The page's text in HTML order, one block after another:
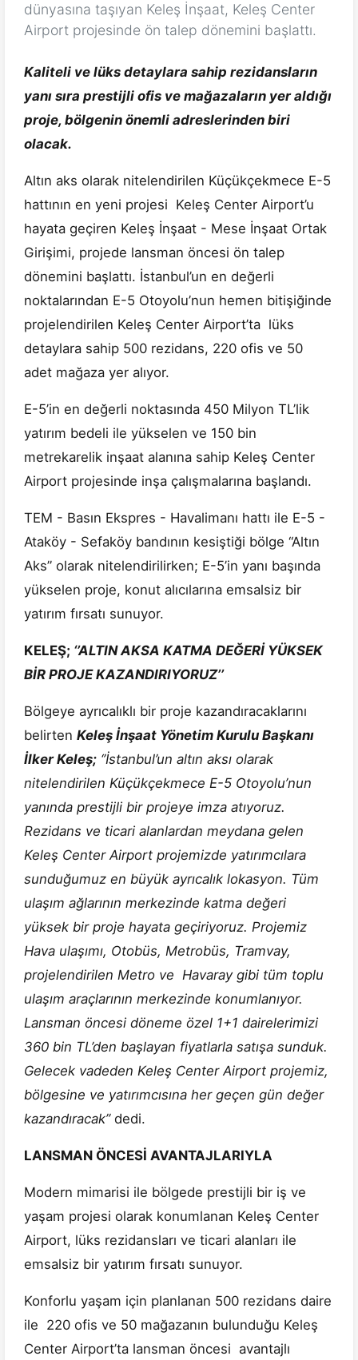
dünyasına taşıyan Keleş İnşaat, Keleş Center
Airport projesinde ön talep dönemini başlattı.
Kaliteli ve lüks detaylara sahip rezidansların
yanı sıra prestijli ofis ve mağazaların yer aldığı
proje, bölgenin önemli adreslerinden biri
olacak.
Altın aks olarak nitelendirilen Küçükçekmece E-5
hattının en yeni projesi Keleş Center Airport’u
hayata geçiren Keleş İnşaat - Mese İnşaat Ortak
Girişimi, projede lansman öncesi ön talep
dönemini başlattı. İstanbul’un en değerli
noktalarından E-5 Otoyolu’nun hemen bitişiğinde
projelendirilen Keleş Center Airport’ta lüks
detaylara sahip 500 rezidans, 220 ofis ve 50
adet mağaza yer alıyor.
E-5’in en değerli noktasında 450 Milyon TL’lik
yatırım bedeli ile yükselen ve 150 bin
metrekarelik inşaat alanına sahip Keleş Center
Airport projesinde inşa çalışmalarına başlandı.
TEM - Basın Ekspres - Havalimanı hattı ile E-5 -
Ataköy - Sefaköy bandının kesiştiği bölge “Altın
Aks” olarak nitelendirilirken; E-5’in yanı başında
yükselen proje, konut alıcılarına emsalsiz bir
yatırım fırsatı sunuyor.
KELEŞ; ‘’ALTIN AKSA KATMA DEĞERİ YÜKSEK
BİR PROJE KAZANDIRIYORUZ’’
Bölgeye ayrıcalıklı bir proje kazandıracaklarını
belirten Keleş İnşaat Yönetim Kurulu Başkanı
İlker Keleş; ‘’İstanbul’un altın aksı olarak
nitelendirilen Küçükçekmece E-5 Otoyolu’nun
yanında prestijli bir projeye imza atıyoruz.
Rezidans ve ticari alanlardan meydana gelen
Keleş Center Airport projemizde yatırımcılara
sunduğumuz en büyük ayrıcalık lokasyon. Tüm
ulaşım ağlarının merkezinde katma değeri
yüksek bir proje hayata geçiriyoruz. Projemiz
Hava ulaşımı, Otobüs, Metrobüs, Tramvay,
projelendirilen Metro ve Havaray gibi tüm toplu
ulaşım araçlarının merkezinde konumlanıyor.
Lansman öncesi döneme özel 1+1 dairelerimizi
360 bin TL’den başlayan fiyatlarla satışa sunduk.
Gelecek vadeden Keleş Center Airport projemiz,
bölgesine ve yatırımcısına her geçen gün değer
kazandıracak’’ dedi.
LANSMAN ÖNCESİ AVANTAJLARIYLA
Modern mimarisi ile bölgede prestijli bir iş ve
yaşam projesi olarak konumlanan Keleş Center
Airport, lüks rezidansları ve ticari alanları ile
emsalsiz bir yatırım fırsatı sunuyor.
Konforlu yaşam için planlanan 500 rezidans daire
ile 220 ofis ve 50 mağazanın bulunduğu Keleş
Center Airport’ta lansman öncesi avantajlı